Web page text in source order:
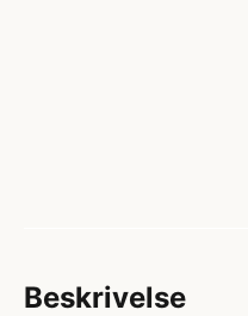
Beskrivelse